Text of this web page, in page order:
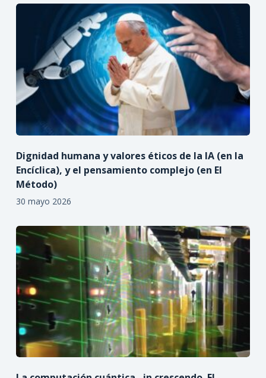
Dignidad humana y valores éticos de la IA (en la
Encíclica), y el pensamiento complejo (en El
Método)
30 mayo 2026